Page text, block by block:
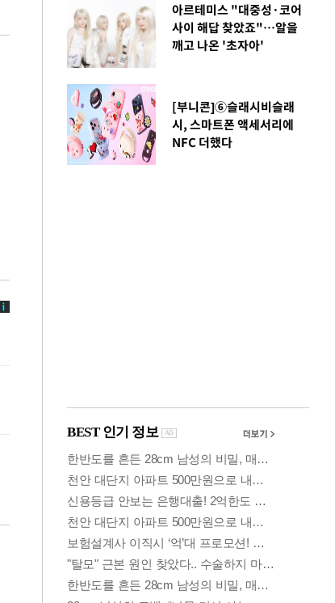
아르테미스 "대중성·코어
사이 해답 찾았죠"…알을
깨고 나온 '초자아'
[부니콘]⑥슬래시비슬래
시, 스마트폰 액세서리에
NFC 더했다